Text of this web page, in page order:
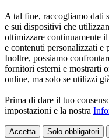
A tal fine, raccogliamo dati
e sui dispositivi che
ottimizzare continuamente
e contenuti personalizzati e
Inoltre, possiamo
fornitori esterni e mostrarti
online, ma solo se utilizzi
Prima di dare il tuo
impostazioni e la nostra
Accetta Solo obbligatori